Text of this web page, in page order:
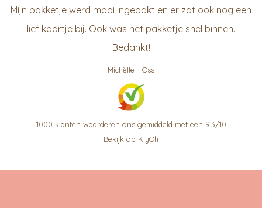
Mijn pakketje werd mooi ingepakt en er zat ook nog een
lief kaartje bij. Ook was het pakketje snel binnen.
Bedankt!
Michèlle - Oss
1000 klanten waarderen ons gemiddeld met een 9.3/10
Bekijk op KiyOh